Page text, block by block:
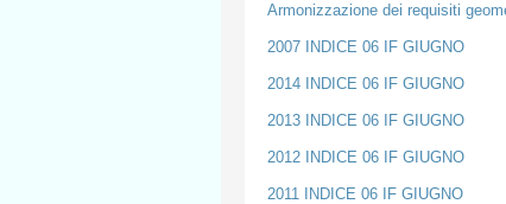
Armonizzazione dei requisiti
2007 INDICE 06 IF GIUGNO
2014 INDICE 06 IF GIUGNO
2013 INDICE 06 IF GIUGNO
2012 INDICE 06 IF GIUGNO
2011 INDICE 06 IF GIUGNO